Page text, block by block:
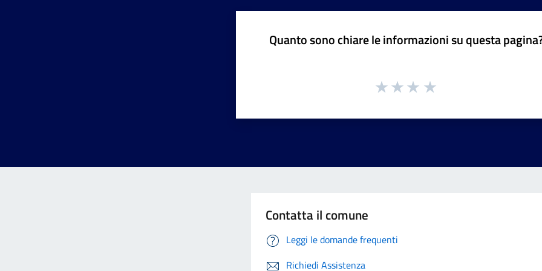
Quanto sono chiare le informazioni su questa
Contatta il comune
Leggi le domande frequenti
Richiedi Assistenza